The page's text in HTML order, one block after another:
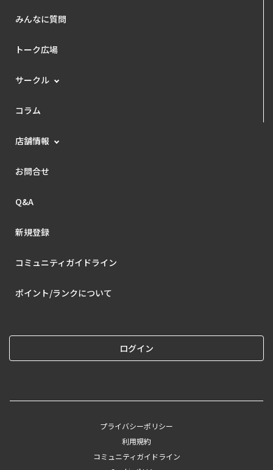
みんなに質問
トーク広場
サークル
コラム
店舗情報
お問合せ
Q&A
新規登録
コミュニティガイドライン
ポイント/ランクについて
ログイン
プライバシーポリシー
利用規約
コミュニティガイドライン